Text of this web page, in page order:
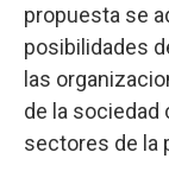
propuesta se
posibilidades
las
de la sociedad
sectores de la